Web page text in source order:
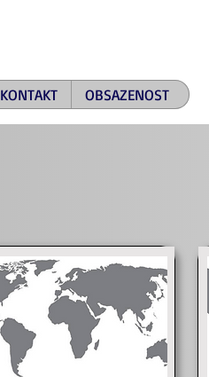
KONTAKT OBSAZENOST